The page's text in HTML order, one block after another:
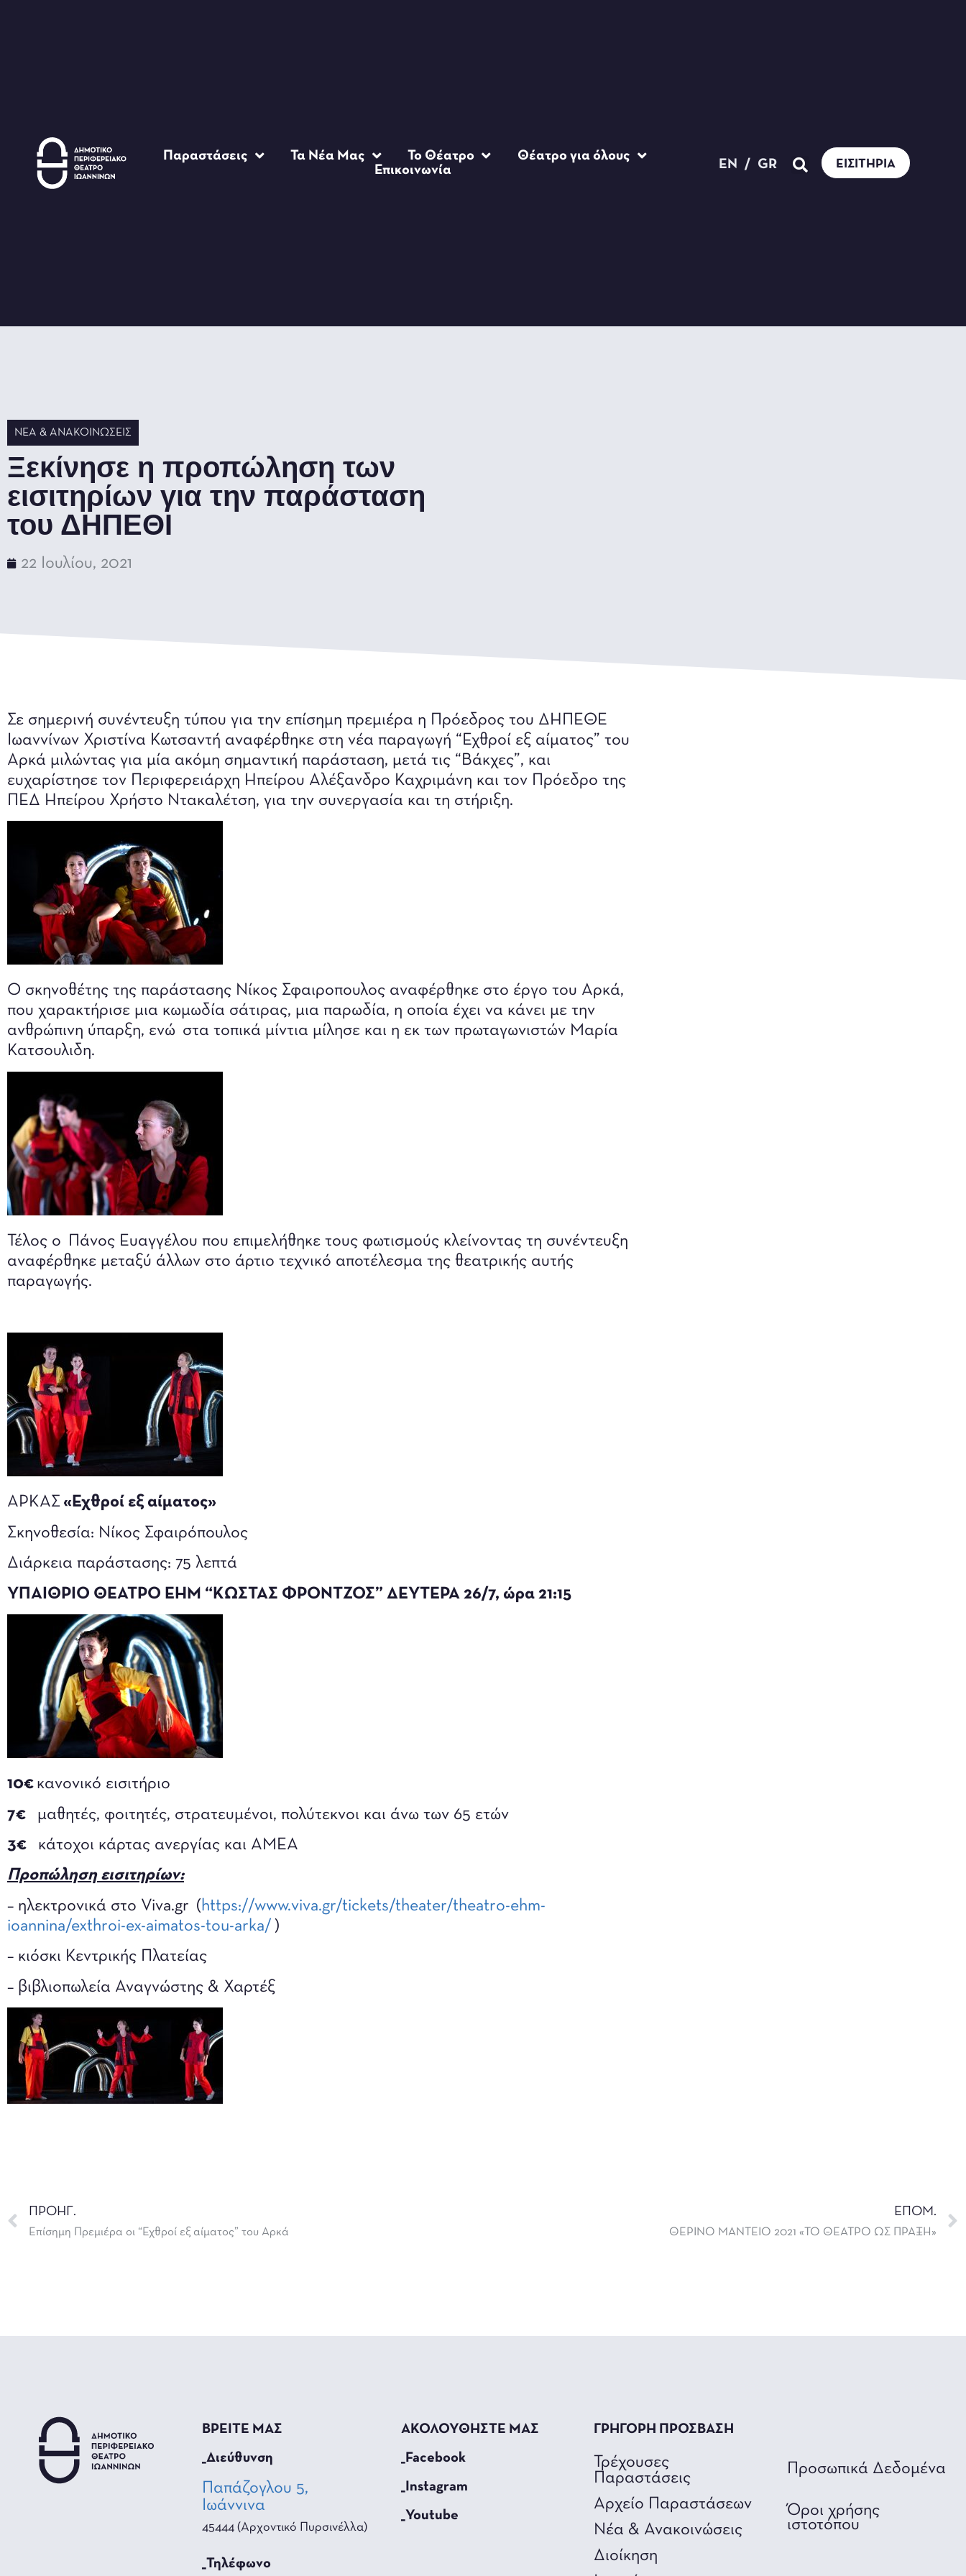
Παραστάσεις Τα Νέα Μας Το Θέατρο
Θέατρο για όλους
Επικοινωνία
EN / GR ΕΙΣΙΤΉΡΙΑ
ΝΈΑ & ΑΝΑΚΟΙΝΏΣΕΙΣ
Ξεκίνησε η προπώληση των
εισιτηρίων για την παράσταση
του ΔΗΠΕΘΙ
22 Ιουλίου, 2021
Σε σημερινή συνέντευξη τύπου για την επίσημη πρεμιέρα η Πρόεδρος του ΔΗΠΕΘΕ
Ιωαννίνων Χριστίνα Κωτσαντή αναφέρθηκε στη νέα παραγωγή “Εχθροί εξ αίματος” του
Αρκά μιλώντας για μία ακόμη σημαντική παράσταση, μετά τις “Βάκχες”, και
ευχαρίστησε τον Περιφερειάρχη Ηπείρου Αλέξανδρο Καχριμάνη και τον Πρόεδρο της
ΠΕΔ Ηπείρου Χρήστο Ντακαλέτση, για την συνεργασία και τη στήριξη.
Ο σκηνοθέτης της παράστασης Νίκος Σφαιροπουλος αναφέρθηκε στο έργο του Αρκά,
που χαρακτήρισε μια κωμωδία σάτιρας, μια παρωδία, η οποία έχει να κάνει με την
ανθρώπινη ύπαρξη, ενώ στα τοπικά μίντια μίλησε και η εκ των πρωταγωνιστών Μαρία
Κατσουλιδη.
Τέλος ο Πάνος Ευαγγέλου που επιμελήθηκε τους φωτισμούς κλείνοντας τη συνέντευξη
αναφέρθηκε μεταξύ άλλων στο άρτιο τεχνικό αποτέλεσμα της θεατρικής αυτής
παραγωγής.
ΑΡΚΑΣ «Εχθροί εξ αίματος»
Σκηνοθεσία: Νίκος Σφαιρόπουλος
Διάρκεια παράστασης: 75 λεπτά
ΥΠΑIΘΡΙΟ ΘΕΑΤΡΟ ΕΗΜ “ΚΩΣΤΑΣ ΦΡΟΝΤΖΟΣ” ΔΕΥΤΕΡΑ 26/7, ώρα 21:15
10€ κανονικό εισιτήριο
7€ μαθητές, φοιτητές, στρατευμένοι, πολύτεκνοι και άνω των 65 ετών
3€ κάτοχοι κάρτας ανεργίας και ΑΜΕΑ
Προπώληση εισιτηρίων:
– ηλεκτρονικά στο Viva.gr (https://www.viva.gr/tickets/theater/theatro-ehm-
ioannina/exthroi-ex-aimatos-tou-arka/ )
– κιόσκι Κεντρικής Πλατείας
– βιβλιοπωλεία Αναγνώστης & Χαρτέξ
ΠΡΟΗΓ.
Επίσημη Πρεμιέρα οι “Εχθροί εξ αίματος” του Αρκά
ΕΠΟΜ.
ΘΕΡΙΝΟ ΜΑΝΤΕΙΟ 2021 «ΤΟ ΘΕΑΤΡΟ ΩΣ ΠΡΑΞΗ»
ΒΡΕΙΤΕ ΜΑΣ
_Διεύθυνση
Παπάζογλου 5,
Ιωάννινα
45444 (Αρχοντικό Πυρσινέλλα)
_Τηλέφωνο
ΑΚΟΛΟΥΘΗΣΤΕ ΜΑΣ
_Facebook
_Instagram
_Youtube
ΓΡΗΓΟΡΗ ΠΡΟΣΒΑΣΗ
Τρέχουσες
Παραστάσεις
Αρχείο Παραστάσεων
Νέα & Ανακοινώσεις
Διοίκηση
Προσωπικά Δεδομένα
Όροι χρήσης
ιστοτόπου